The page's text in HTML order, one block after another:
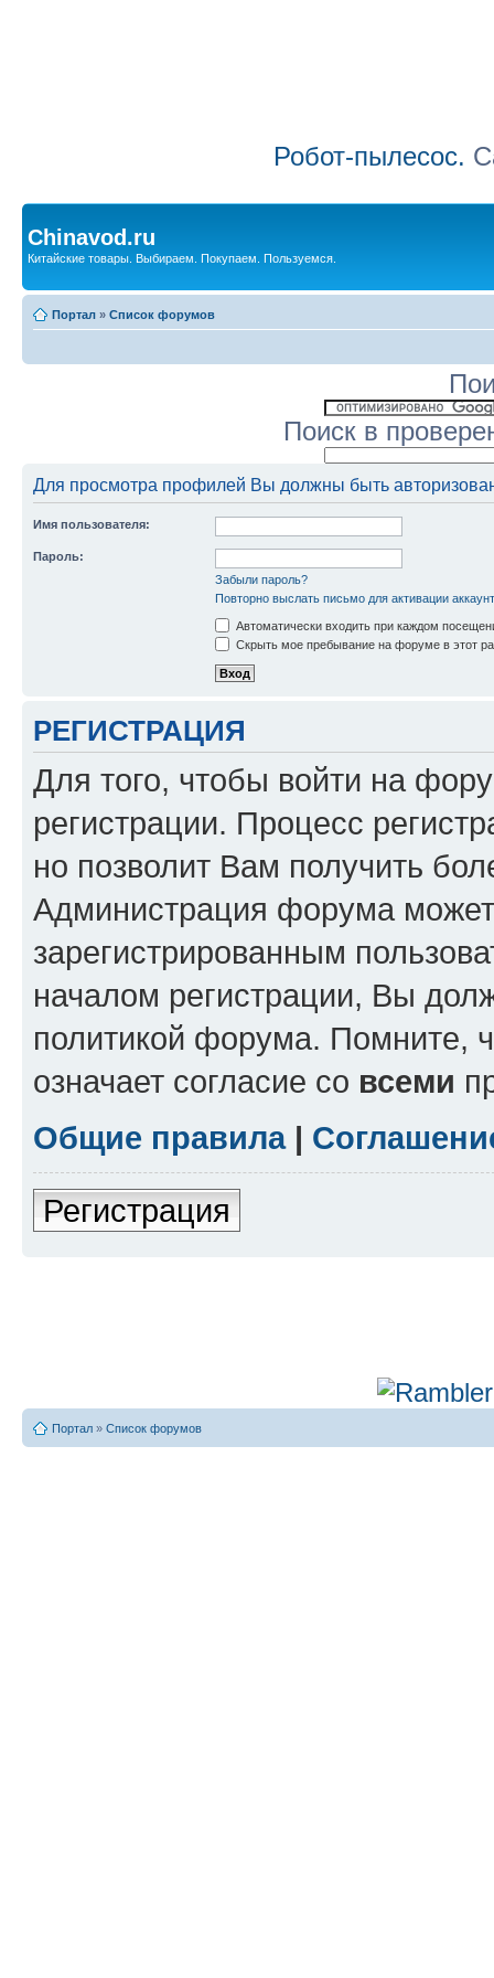
Робот-пылесос.
Chinavod.ru
Китайские товары. Выбираем. Покупаем. Пользуемся.
Портал » Список форумов
Поиск в
Для просмотра профилей Вы должны быть
Имя пользователя:
Пароль:
Забыли пароль?
Повторно выслать письмо для активации
Автоматически входить при каждом
Скрыть мое пребывание на форуме в этот
РЕГИСТРАЦИЯ
Для того, чтобы войти на
регистрации. Процесс
но позволит Вам получить
Администрация форума может
зарегистрированным
началом регистрации, Вы
политикой форума. Помните,
означает согласие со всеми
Общие правила|
Регистрация
Портал » Список форумов